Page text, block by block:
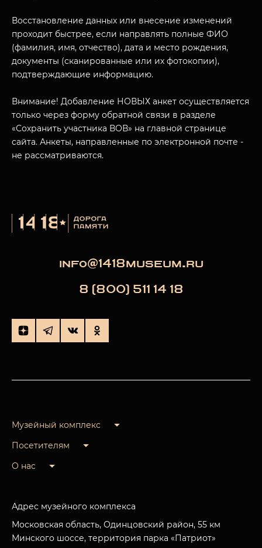
МУЗЕЙНЫЙ КОМПЛЕКС
ПОСЕТИТЕЛЯМ
О НАС
Восстановление данных или внесение изменений
проходит быстрее, если направлять полные ФИО
(фамилия, имя, отчество), дата и место рождения,
документы (сканированные или их фотокопии),
подтверждающие информацию.
Внимание! Добавление НОВЫХ анкет осуществляется
только через форму обратной связи в разделе
«Сохранить участника ВОВ» на главной странице
сайта. Анкеты, направленные по электронной почте -
не рассматриваются.
info@1418museum.ru
8 (800) 511 14 18
Музейный комплекс
Посетителям
О нас
Адрес музейного комплекса
Московская область, Одинцовский район, 55 км
Минского шоссе, территория парка «Патриот»